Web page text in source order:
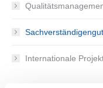
Internationale